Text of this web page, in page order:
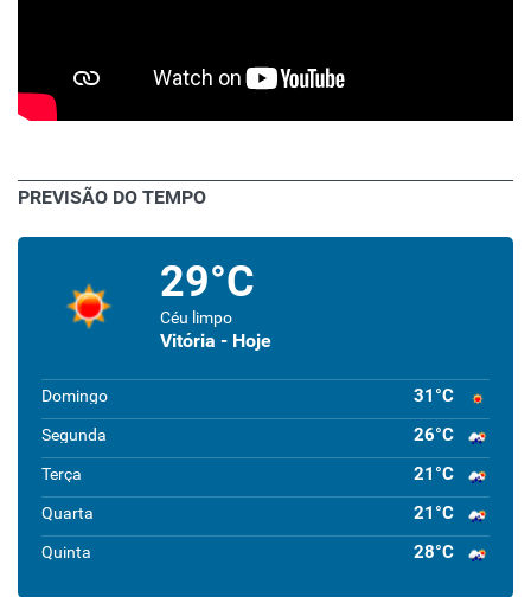
PREVISÃO DO TEMPO
29°C
Céu limpo
Vitória - Hoje
Domingo 31°C
Segunda 26°C
Terça 21°C
Quarta 21°C
Quinta 28°C